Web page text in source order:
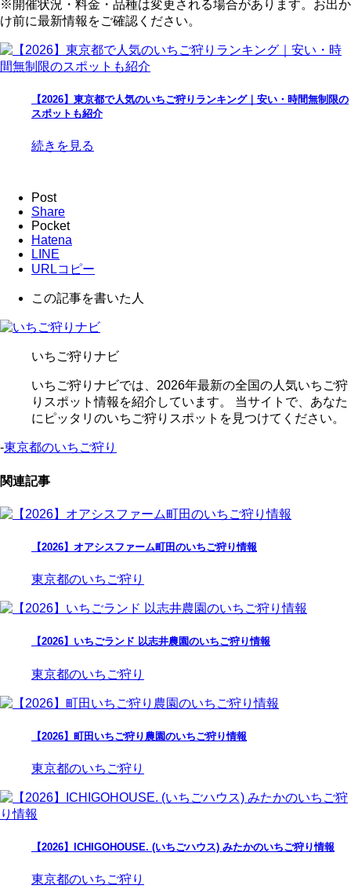
※開催状況・料金・品種は変更される場合があります。お出か
け前に最新情報をご確認ください。
【2026】東京都で人気のいちご狩りランキング｜安い・時間無制限の
スポットも紹介
続きを見る
Post
Share
Pocket
Hatena
LINE
URLコピー
この記事を書いた人
いちご狩りナビ
いちご狩りナビでは、2026年最新の全国の人気いちご狩
りスポット情報を紹介しています。 当サイトで、あなた
にピッタリのいちご狩りスポットを見つけてください。
-東京都のいちご狩り
関連記事
【2026】オアシスファーム町田のいちご狩り情報
東京都のいちご狩り
【2026】いちごランド 以志井農園のいちご狩り情報
東京都のいちご狩り
【2026】町田いちご狩り農園のいちご狩り情報
東京都のいちご狩り
【2026】ICHIGOHOUSE. (いちごハウス) みたかのいちご狩り情報
東京都のいちご狩り